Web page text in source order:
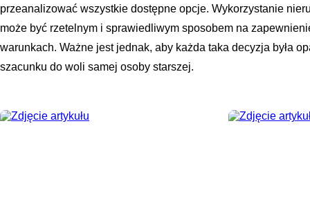
przeanalizować wszystkie dostępne opcje. Wykorzystanie
może być rzetelnym i sprawiedliwym sposobem na
warunkach. Ważne jest jednak, aby każda taka decyzja była
szacunku do woli samej osoby starszej.